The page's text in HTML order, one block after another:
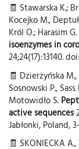
🧾 Stawarska K.;
Kocejko M.,
Król O.; Harasim
isoenzymes in
24;24(17):13140.
🧾 Dzierżyńska
Sosnowski P.,
Motowidło S.
active sequences
Jabłonki, Poland,
🧾 SKONIECKA